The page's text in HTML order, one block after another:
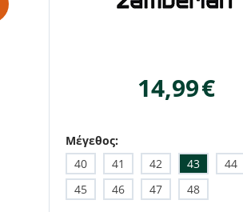
14,99€
Μέγεθος:
40
41 42 43
44
45
46 47 48